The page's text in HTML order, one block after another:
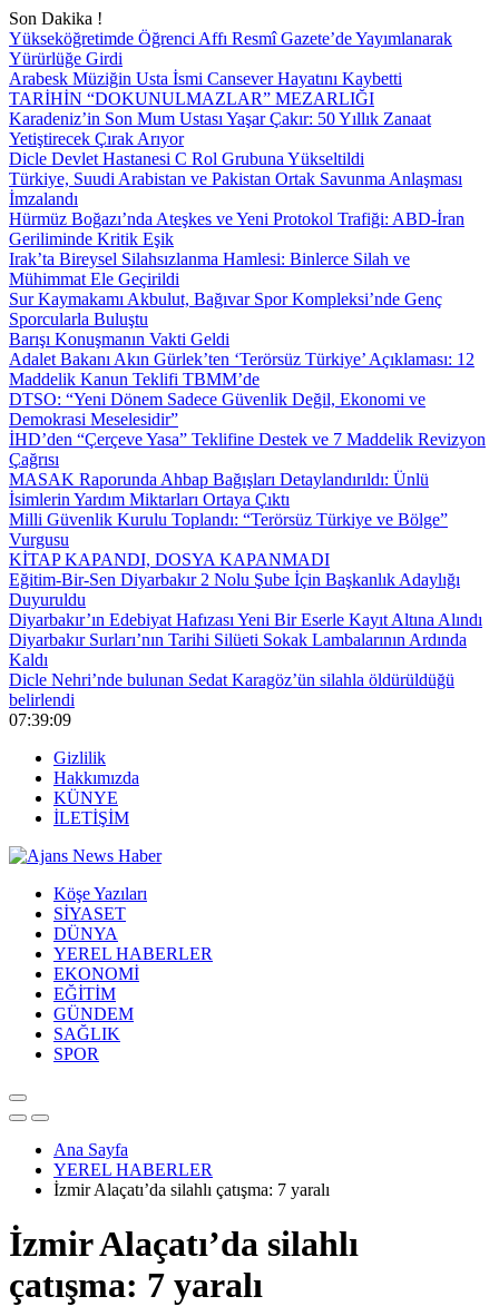
Son Dakika !
Yükseköğretimde Öğrenci Affı Resmî Gazete’de Yayımlanarak
Yürürlüğe Girdi
Arabesk Müziğin Usta İsmi Cansever Hayatını Kaybetti
TARİHİN “DOKUNULMAZLAR” MEZARLIĞI
Karadeniz’in Son Mum Ustası Yaşar Çakır: 50 Yıllık Zanaat
Yetiştirecek Çırak Arıyor
Dicle Devlet Hastanesi C Rol Grubuna Yükseltildi
Türkiye, Suudi Arabistan ve Pakistan Ortak Savunma Anlaşması
İmzalandı
Hürmüz Boğazı’nda Ateşkes ve Yeni Protokol Trafiği: ABD-İran
Geriliminde Kritik Eşik
Irak’ta Bireysel Silahsızlanma Hamlesi: Binlerce Silah ve
Mühimmat Ele Geçirildi
Sur Kaymakamı Akbulut, Bağıvar Spor Kompleksi’nde Genç
Sporcularla Buluştu
Barışı Konuşmanın Vakti Geldi
Adalet Bakanı Akın Gürlek’ten ‘Terörsüz Türkiye’ Açıklaması: 12
Maddelik Kanun Teklifi TBMM’de
DTSO: “Yeni Dönem Sadece Güvenlik Değil, Ekonomi ve
Demokrasi Meselesidir”
İHD’den “Çerçeve Yasa” Teklifine Destek ve 7 Maddelik Revizyon
Çağrısı
MASAK Raporunda Ahbap Bağışları Detaylandırıldı: Ünlü
İsimlerin Yardım Miktarları Ortaya Çıktı
Milli Güvenlik Kurulu Toplandı: “Terörsüz Türkiye ve Bölge”
Vurgusu
KİTAP KAPANDI, DOSYA KAPANMADI
Eğitim-Bir-Sen Diyarbakır 2 Nolu Şube İçin Başkanlık Adaylığı
Duyuruldu
Diyarbakır’ın Edebiyat Hafızası Yeni Bir Eserle Kayıt Altına Alındı
Diyarbakır Surları’nın Tarihi Silüeti Sokak Lambalarının Ardında
Kaldı
Dicle Nehri’nde bulunan Sedat Karagöz’ün silahla öldürüldüğü
belirlendi
07:39:09
Gizlilik
Hakkımızda
KÜNYE
İLETİŞİM
Köşe Yazıları
SİYASET
DÜNYA
YEREL HABERLER
EKONOMİ
EĞİTİM
GÜNDEM
SAĞLIK
SPOR
Ana Sayfa
YEREL HABERLER
İzmir Alaçatı’da silahlı çatışma: 7 yaralı
İzmir Alaçatı’da silahlı
çatışma: 7 yaralı